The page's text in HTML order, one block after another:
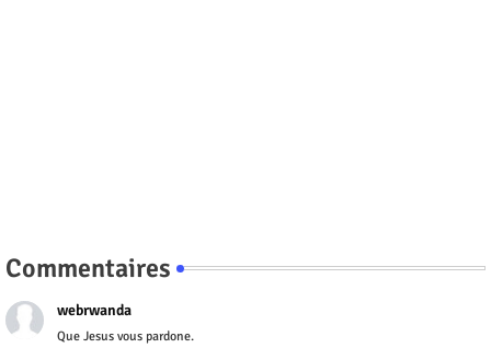
Commentaires
webrwanda
Que Jesus vous pardone.